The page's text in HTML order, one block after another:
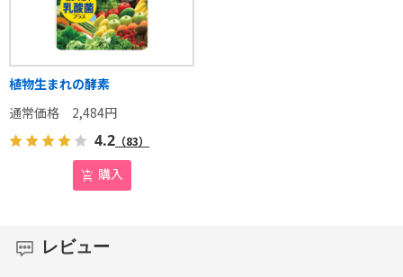
植物生まれの酵素
2,484円
4.2 （83）
購入
レビュー